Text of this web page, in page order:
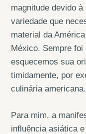
magnitude devido
variedade que
material da
México. Sempre
esquecemos sua
timidamente, por
culinária americana.
Para mim, a
influência asiática